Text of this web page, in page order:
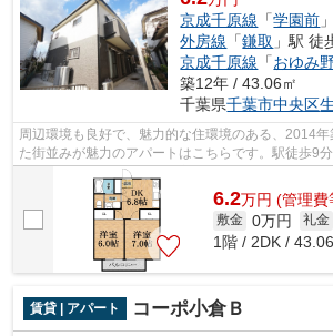
京成千原線 「学園前
外房線 「鎌取 」駅 徒
京成千原線 「おゆみ
築12年 / 43.06㎡
千葉県千葉市中央区
周辺環境も良好で、魅力的な住環境のある、2014
た街並みが魅力のアパートはこちらです。駅徒歩9
ので、電車を多く利用する方にとって便...
6.2万円 (管理費
敷金 0万円 礼金
1階 / 2DK /
賃貸 | アパート コーポ小倉Ｂ